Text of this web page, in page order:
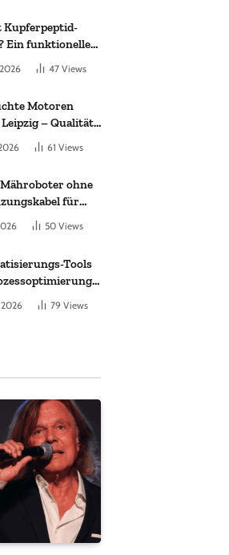
Kupferpeptid-
Ein funktioneller
aus „kleinem
+ Metall“
47 Views
Motoren
– Qualität,
und weltweite
im Fokus
61 Views
ohne
für
Worauf es
bis 500 m²
50 Views
Tools
Wichtige
auf die Sie
79 Views